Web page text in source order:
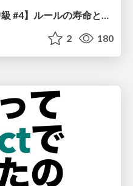
【やさしく解説 設計編・中級 #4】ルールの寿命と、システムの年輪
2 180